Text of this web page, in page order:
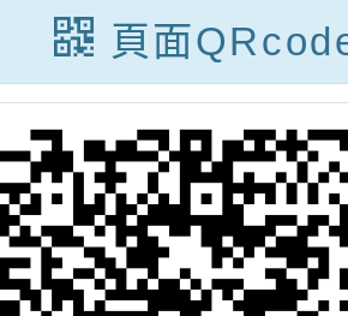
工
頁面